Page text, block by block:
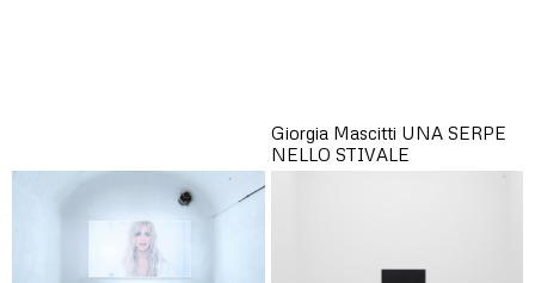
Giorgia Mascitti UNA SERPE
NELLO STIVALE